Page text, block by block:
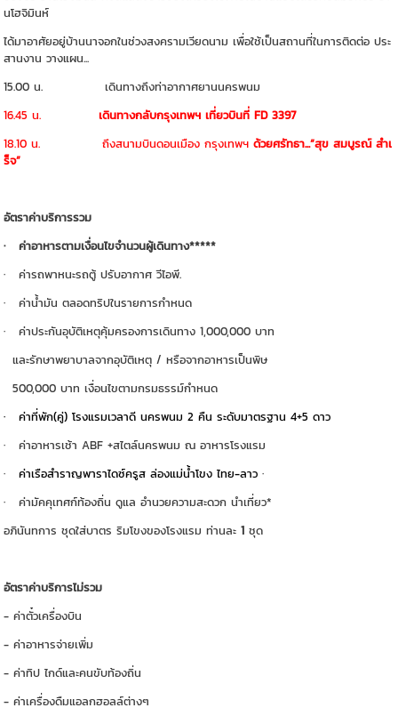
นโฮจิมินห์
ได้มาอาศัยอยู่บ้านนาจอกในช่วงสงครามเวียดนาม เพื่อใช้เป็นสถานที่ในการติดต่อ ประ
สานงาน วางแผน...
15.00 น. เดินทางถึงท่าอากาศยานนครพนม
16.45 น.เดินทางกลับกรุงเทพฯ เที่ยวบินที่ FD 3397
18.10 น. ถึงสนามบินดอนเมือง กรุงเทพฯด้วยศรัทธา...“สุข สมบูรณ์ สำเ
ร็จ”
อัตราค่าบริการรวม
· ค่าอาหารตามเงื่อนไขจำนวนผู้เดินทาง*****
· ค่ารถพาหนะรถตู้ ปรับอากาศ วีไอพี.
· ค่าน้ำมัน ตลอดทริปในรายการกำหนด
· ค่าประกันอุบัติเหตุคุ้มครองการเดินทาง 1,000,000 บาท
และรักษาพยาบาลจากอุบัติเหตุ / หรือจากอาหารเป็นพิษ
500,000 บาท เงื่อนไขตามกรมธรรม์กำหนด
· ค่าที่พัก(คู่) โรงแรมเวลาดี นครพนม 2 คืน ระดับมาตรฐาน 4+5 ดาว
· ค่าอาหารเช้า ABF +สไตล์นครพนม ณ อาหารโรงแรม
·ค่าเรือสำราญพาราไดซ์ครูส ล่องแม่น้ำโขง ไทย-ลาว·
· ค่ามัคคุเทศก์ท้องถิ่น ดูแล อำนวยความสะดวก นำเที่ยว*
อภินันทการ ชุดใส่บาตร ริมโขงของโรงแรม ท่านละ1ชุด
อัตราค่าบริการไม่รวม
- ค่าตั๋วเครื่องบิน
- ค่าอาหารจ่ายเพิ่ม
- ค่าทิป ไกด์และคนขับท้องถิ่น
- ค่าเครื่องดืมแอลกฮอลล์ต่างๆ